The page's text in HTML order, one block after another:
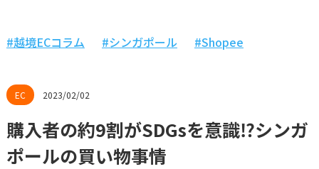
2023/02/02
越境ECコラム シンガポール Shopee
購入者の約9割がSDGsを意識⁉シンガ
ポールの買い物事情